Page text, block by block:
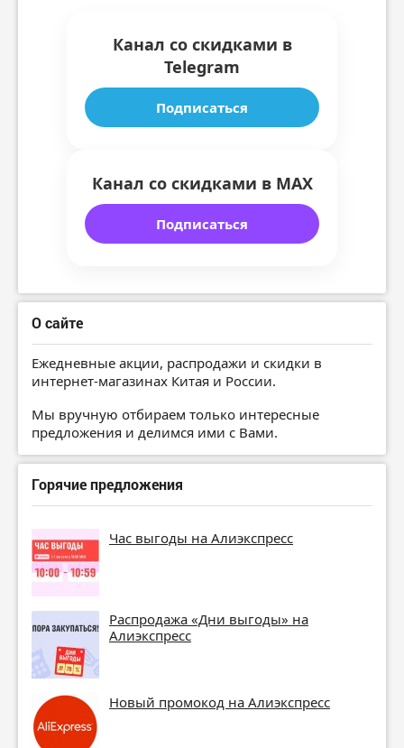
Канал со скидками в
Telegram
Подписаться
Канал со скидками в MAX
Подписаться
О сайте
Ежедневные акции, распродажи и скидки в
интернет-магазинах Китая и России.
Мы вручную отбираем только интересные
предложения и делимся ими с Вами.
Горячие предложения
Час выгоды на Алиэкспресс
Распродажа «Дни выгоды» на
Алиэкспресс
Новый промокод на Алиэкспресс